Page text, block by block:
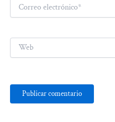
Correo
electrónico*
Web